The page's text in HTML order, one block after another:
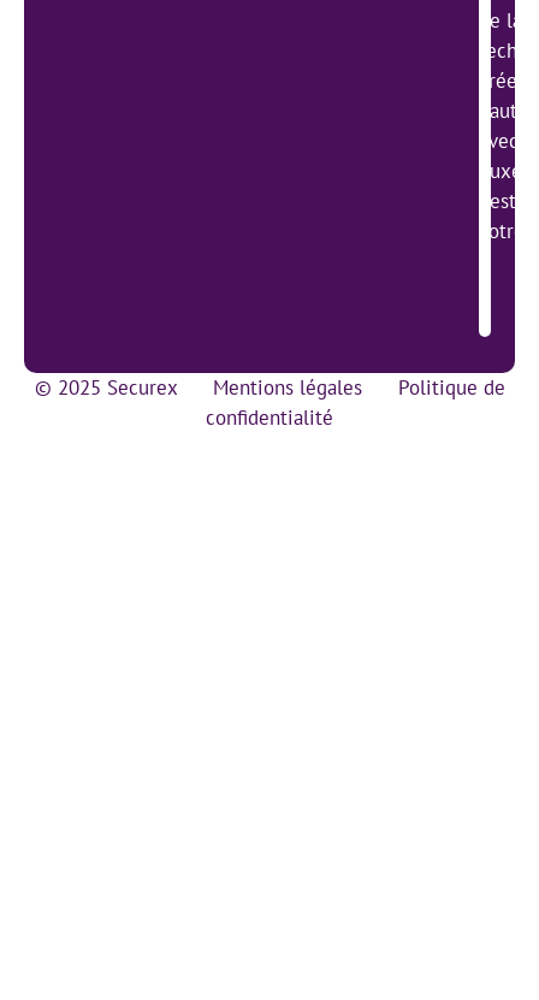
de la
avec
votre
© 2025 Securex Mentions légales
Politique de
confidentialité